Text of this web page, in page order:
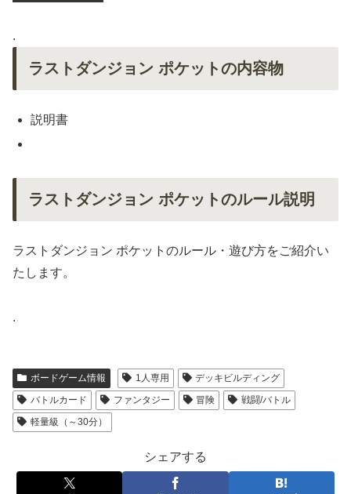
.
ラストダンジョン ポケットの内容物
説明書
ラストダンジョン ポケットのルール説明
ラストダンジョン ポケットのルール・遊び方をご紹介い
たします。
.
ボードゲーム情報 1人専用
デッキビルディング
バトルカード
ファンタジー 冒険
戦闘/バトル
軽量級（～30分）
シェアする